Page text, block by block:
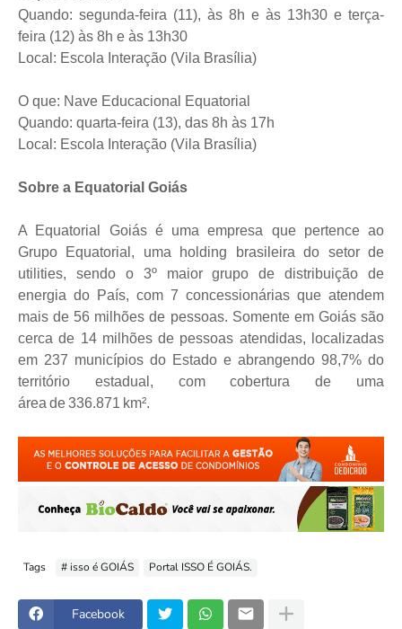
Quando: segunda-feira (11), às 8h e às 13h30 e terça-
feira (12) às 8h e às 13h30
Local: Escola Interação (Vila Brasília)
O que: Nave Educacional Equatorial
Quando: quarta-feira (13), das 8h às 17h
Local: Escola Interação (Vila Brasília)
Sobre a Equatorial Goiás
A Equatorial Goiás é uma empresa que pertence ao
Grupo Equatorial, uma holding brasileira do setor de
utilities, sendo o 3º maior grupo de distribuição de
energia do País, com 7 concessionárias que atendem
mais de 56 milhões de pessoas. Somente em Goiás são
cerca de 14 milhões de pessoas atendidas, localizadas
em 237 municípios do Estado e abrangendo 98,7% do
território estadual, com cobertura de uma
área de 336.871 km².
Tags # isso é GOIÁS Portal ISSO É GOIÁS.
Facebook